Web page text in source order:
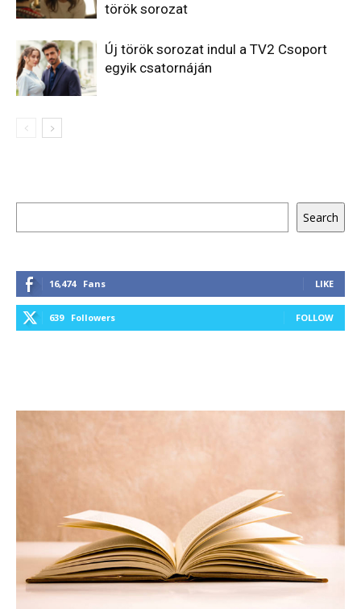
török sorozat
Új török sorozat indul a TV2 Csoport
egyik csatornáján
Search
16,474 Fans LIKE
639 Followers FOLLOW